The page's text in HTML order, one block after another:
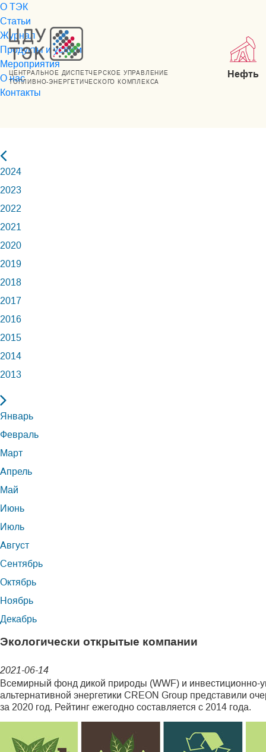
ЦЕНТРАЛЬНОЕ ДИСПЕТЧЕРСКОЕ УПРАВЛЕНИЕ
ТОПЛИВНО-ЭНЕРГЕТИЧЕСКОГО КОМПЛЕКСА
Нефть
О ТЭК
Статьи
Журнал
Продукты и услуги
Мероприятия
О нас
Контакты
2024
2023
2022
2021
2020
2019
2018
2017
2016
2015
2014
2013
Январь
Февраль
Март
Апрель
Май
Июнь
Июль
Август
Сентябрь
Октябрь
Ноябрь
Декабрь
Экологически открытые компании
2021-06-14
Всемирный фонд дикой природы (WWF) и
альтернативной энергетики CREON Group представили
за 2020 год. Рейтинг ежегодно составляется с 2014 года.